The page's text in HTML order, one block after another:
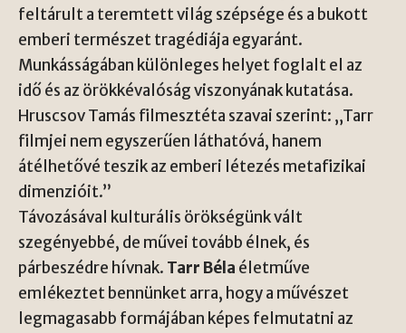
feltárult a teremtett világ szépsége és a bukott
emberi természet tragédiája egyaránt.
Munkásságában különleges helyet foglalt el az
idő és az örökkévalóság viszonyának kutatása.
Hruscsov Tamás filmesztéta szavai szerint: „Tarr
filmjei nem egyszerűen láthatóvá, hanem
átélhetővé teszik az emberi létezés metafizikai
dimenzióit.”
Távozásával kulturális örökségünk vált
szegényebbé, de művei tovább élnek, és
párbeszédre hívnak. Tarr Béla életműve
emlékeztet bennünket arra, hogy a művészet
legmagasabb formájában képes felmutatni az